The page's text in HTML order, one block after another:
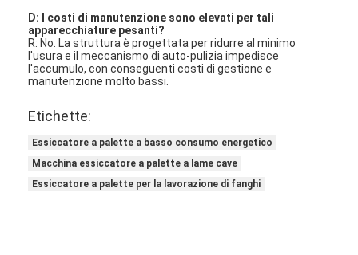
D: I costi di manutenzione sono elevati per tali
apparecchiature pesanti?
R: No. La struttura è progettata per ridurre al minimo
l'usura e il meccanismo di auto-pulizia impedisce
l'accumulo, con conseguenti costi di gestione e
manutenzione molto bassi
Etichette:
Essiccatore a palette a basso consumo energetico
Macchina essiccatore a palette a lame cave
Essiccatore a palette per la lavorazione di fanghi